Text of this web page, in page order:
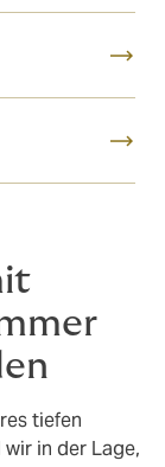
tiefen
in der Lage,